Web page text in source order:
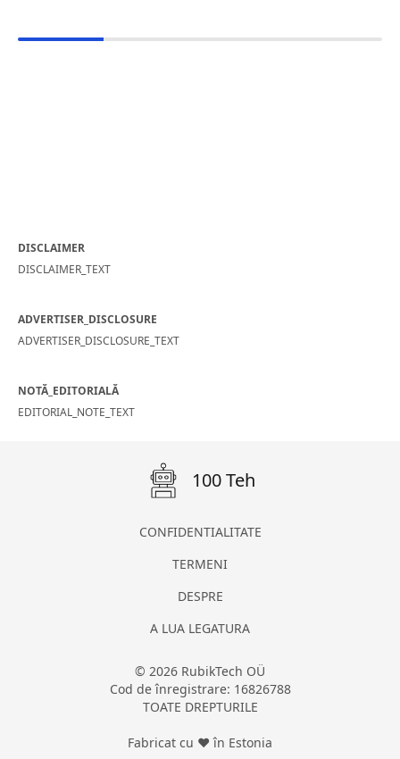
DISCLAIMER
DISCLAIMER_TEXT
ADVERTISER_DISCLOSURE
ADVERTISER_DISCLOSURE_TEXT
NOTĂ_EDITORIALĂ
EDITORIAL_NOTE_TEXT
100 Teh
CONFIDENTIALITATE
TERMENI
DESPRE
A LUA LEGATURA
© 2026 RubikTech OÜ
Cod de înregistrare: 16826788
TOATE DREPTURILE
Fabricat cu ❤ în Estonia